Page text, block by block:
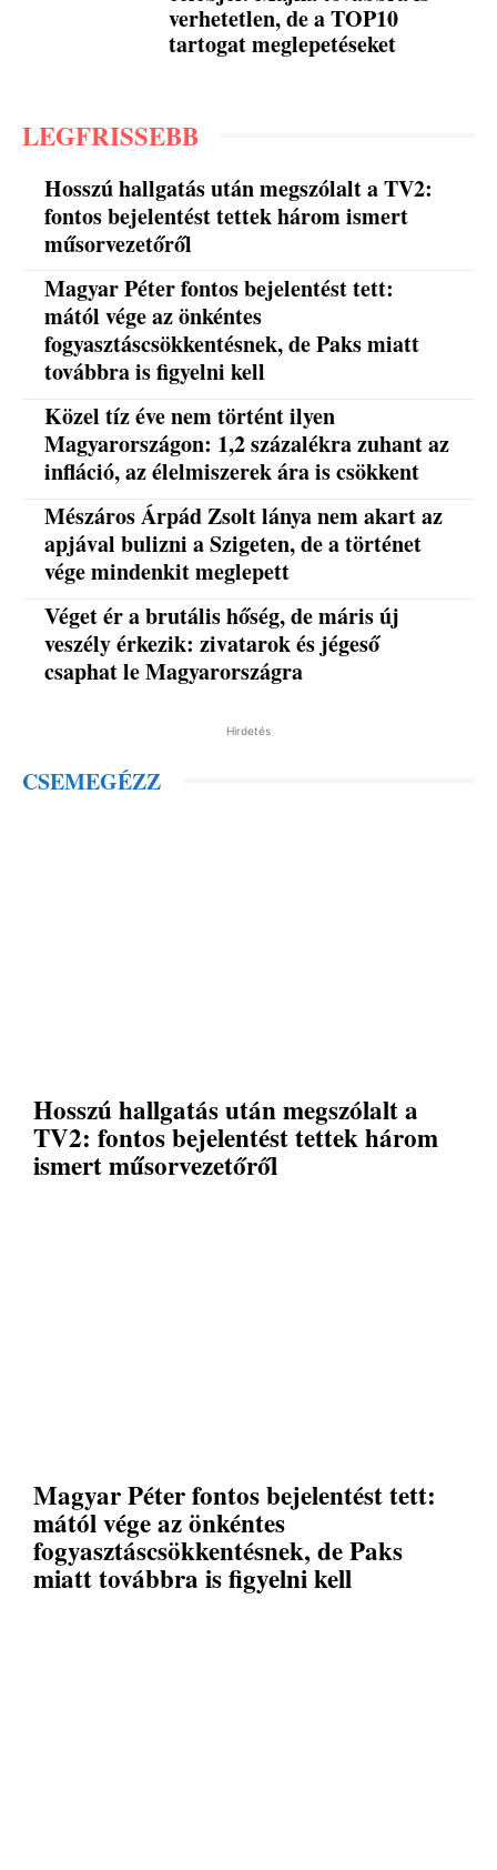
verhetetlen, de a TOP10
tartogat meglepetéseket
LEGFRISSEBB
Hosszú hallgatás után megszólalt a TV2:
fontos bejelentést tettek három ismert
műsorvezetőről
Magyar Péter fontos bejelentést tett:
mától vége az önkéntes
fogyasztáscsökkentésnek, de Paks miatt
továbbra is figyelni kell
Közel tíz éve nem történt ilyen
Magyarországon: 1,2 százalékra zuhant az
infláció, az élelmiszerek ára is csökkent
Mészáros Árpád Zsolt lánya nem akart az
apjával bulizni a Szigeten, de a történet
vége mindenkit meglepett
Véget ér a brutális hőség, de máris új
veszély érkezik: zivatarok és jégeső
csaphat le Magyarországra
Hirdetés
CSEMEGÉZZ
Hosszú hallgatás után megszólalt a
TV2: fontos bejelentést tettek három
ismert műsorvezetőről
Magyar Péter fontos bejelentést tett:
mától vége az önkéntes
fogyasztáscsökkentésnek, de Paks
miatt továbbra is figyelni kell